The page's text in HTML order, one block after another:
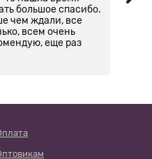
большое спасибо.
чем ждали, все
всем очень
еще раз